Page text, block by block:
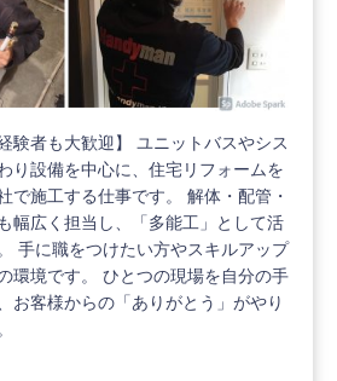
験者も大歓迎】 ユニットバスやシス
り設備を中心に、住宅リフォームを
で施工する仕事です。 解体・配管・
幅広く担当し、「多能工」として活
手に職をつけたい方やスキルアップ
環境です。 ひとつの現場を自分の手
お客様からの「ありがとう」がやり